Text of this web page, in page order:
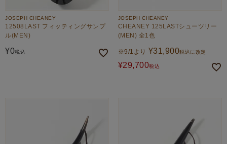
JOSEPH CHEANEY
12508LAST フィッティングサンプ
ル(MEN)
¥0税込
JOSEPH CHEANEY
CHEANEY 125LASTシューツリー
(MEN) 全1色
※9/1より ¥31,900税込に改定
¥29,700税込